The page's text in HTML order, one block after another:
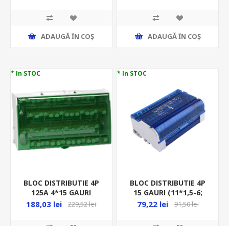
ADAUGĂ ȊN COŞ ADAUGĂ ȊN COŞ
* In STOC
BLOC DISTRIBUTIE 4P
125A 4*15 GAURI
(1*9.5+3*8.5+11*6.5)MM
188,03 lei 229,52 lei
* In STOC
BLOC DISTRIBUTIE 4P
15 GAURI (11*1,5-6;
2*6-16; 2*10-16)MM
79,22 lei 91,50 lei